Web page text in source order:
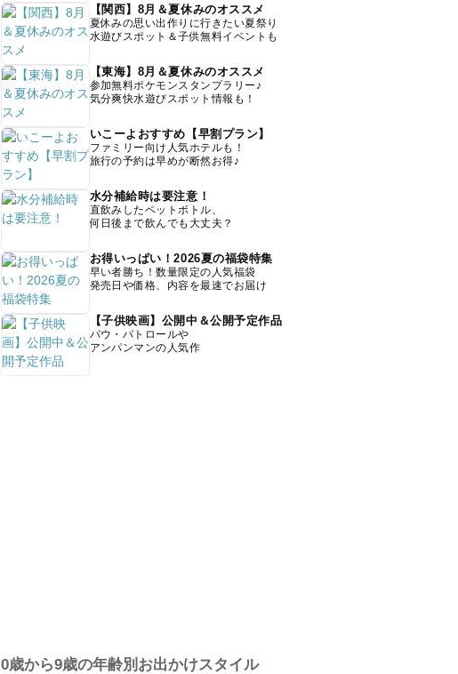
【関西】8月＆夏休みのオススメ
夏休みの思い出作りに行きたい夏祭り
水遊びスポット＆子供無料イベントも
【東海】8月＆夏休みのオススメ
参加無料ポケモンスタンプラリー♪
気分爽快水遊びスポット情報も！
いこーよおすすめ【早割プラン】
ファミリー向け人気ホテルも！
旅行の予約は早めが断然お得♪
水分補給時は要注意！
直飲みしたペットボトル、
何日後まで飲んでも大丈夫？
お得いっぱい！2026夏の福袋特集
早い者勝ち！数量限定の人気福袋
発売日や価格、内容を最速でお届け
【子供映画】公開中＆公開予定作品
パウ・パトロールや
アンパンマンの人気作
0歳から9歳の年齢別お出かけスタイル